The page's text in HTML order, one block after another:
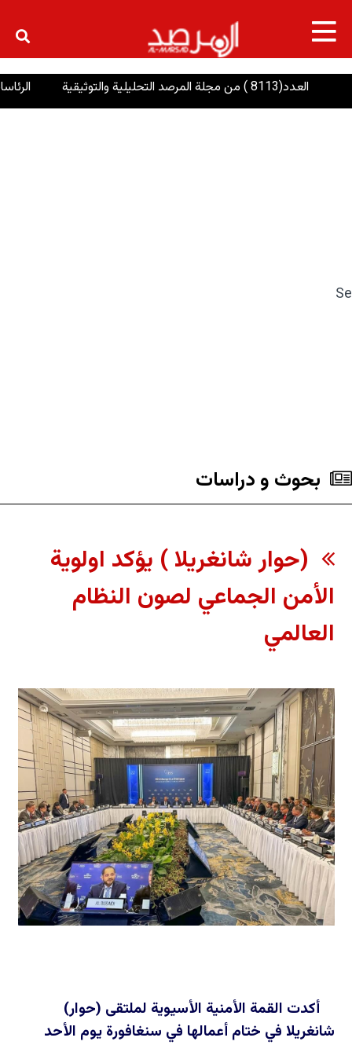
×
بحوث و دراسات
(حوار شانغريلا ) يؤكد اولوية
الأمن الجماعي لصون النظام
العالمي
أكدت القمة الأمنية الأسيوية لملتقى (حوار)
شانغريلا في ختام أعمالها في سنغافورة يوم الأحد